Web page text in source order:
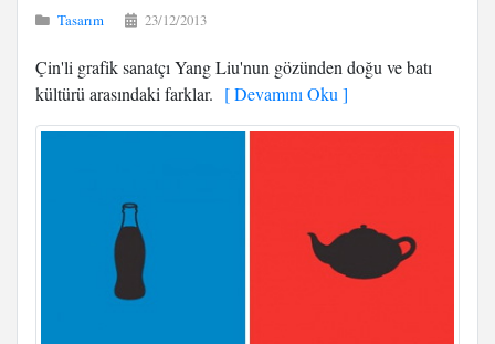
Tasarım 23/12/2013
Çin'li grafik sanatçı Yang Liu'nun gözünden doğu ve batı
kültürü arasındaki farklar. [ Devamını Oku ]